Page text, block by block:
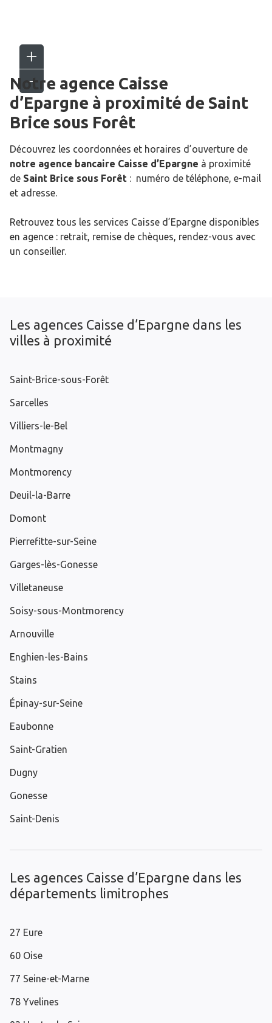
Notre agence Caisse
d’Epargne à proximité de Saint
Brice sous Forêt
Découvrez les coordonnées et horaires d’ouverture de
notre agence bancaire Caisse d’Epargne à proximité
de Saint Brice sous Forêt : numéro de téléphone, e-mail
et adresse.
Retrouvez tous les services Caisse d’Epargne disponibles
en agence : retrait, remise de chèques, rendez-vous avec
un conseiller.
Les agences Caisse d’Epargne dans les
villes à proximité
Saint-Brice-sous-Forêt
Sarcelles
Villiers-le-Bel
Montmagny
Montmorency
Deuil-la-Barre
Domont
Pierrefitte-sur-Seine
Garges-lès-Gonesse
Villetaneuse
Soisy-sous-Montmorency
Arnouville
Enghien-les-Bains
Stains
Épinay-sur-Seine
Eaubonne
Saint-Gratien
Dugny
Gonesse
Saint-Denis
Les agences Caisse d’Epargne dans les
départements limitrophes
27 Eure
60 Oise
77 Seine-et-Marne
78 Yvelines